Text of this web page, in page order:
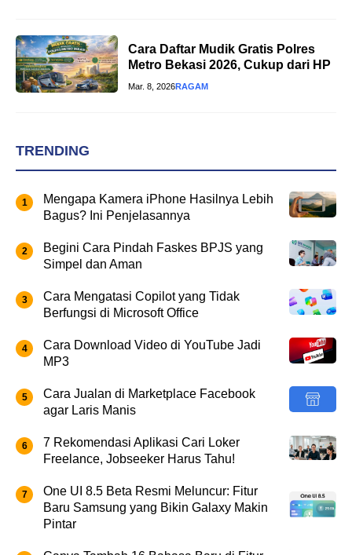
Cara Daftar Mudik Gratis Polres
Metro Bekasi 2026, Cukup dari HP
Mar. 8, 2026RAGAM
TRENDING
Mengapa Kamera iPhone Hasilnya Lebih
Bagus? Ini Penjelasannya
Begini Cara Pindah Faskes BPJS yang
Simpel dan Aman
Cara Mengatasi Copilot yang Tidak
Berfungsi di Microsoft Office
Cara Download Video di YouTube Jadi
MP3
Cara Jualan di Marketplace Facebook
agar Laris Manis
7 Rekomendasi Aplikasi Cari Loker
Freelance, Jobseeker Harus Tahu!
One UI 8.5 Beta Resmi Meluncur: Fitur
Baru Samsung yang Bikin Galaxy Makin
Pintar